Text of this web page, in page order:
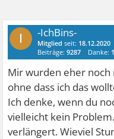
I -IchBins-
Mitglied seit: 18.12.2020
Beiträge:9287 Danke:
Mir wurden eher
ohne dass ich das
Ich denke, wenn du
vielleicht kein
verlängert. Wieviel